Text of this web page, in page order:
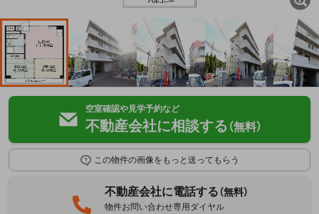
空室確認や見学予約など
不動産会社に相談する （無料）
この物件の画像をもっと送ってもらう
不動産会社に電話する（無料）
物件お問い合わせ専用ダイヤル